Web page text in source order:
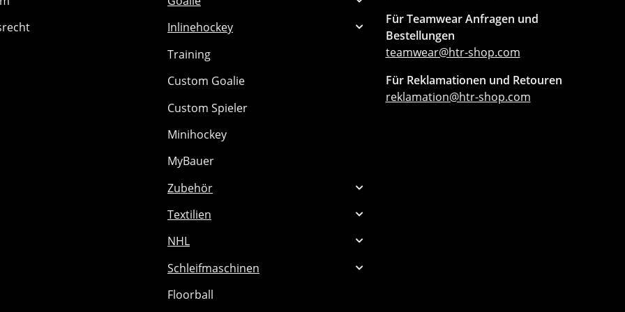
Inlinehockey
Training
Custom Goalie
Custom Spieler
Minihockey
MyBauer
Zubehör
Textilien
NHL
Schleifmaschinen
Floorball
Für Teamwear Anfragen und
Bestellungen
teamwear@htr-shop.com
Für Reklamationen und Retouren
reklamation@htr-shop.com